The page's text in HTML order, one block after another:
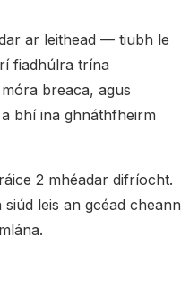
ar leithead — tiubh le
fiadhúlra trína
breaca, agus
bhí ina ghnáthfheirm
2 mhéadar difríocht.
leis an gcéad cheann